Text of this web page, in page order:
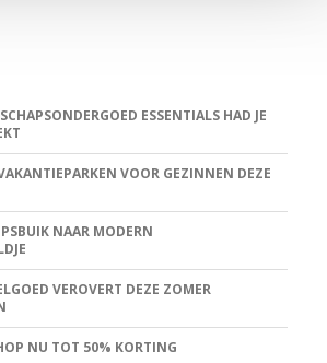
ESSENTIALS HAD JE
VOOR GEZINNEN DEZE
NAAR MODERN
VEROVERT DEZE ZOMER
NU TOT 50% KORTING